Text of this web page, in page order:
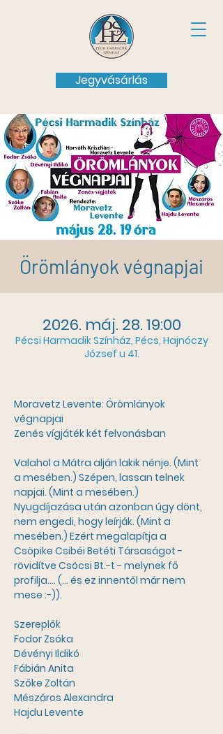
Jegyvásárlás
Örömlányok végnapjai
2026. máj. 28. 19:00
Pécsi Harmadik Színház, Pécs, Hajnóczy
József u 41.
Moravetz Levente: Örömlányok
végnapjai
Zenés vígjáték két felvonásban
Valahol a Mátra alján lakik nénje. (Mint
a mesében.) Szépen, lassan telnek
napjai. (Mint a mesében.)
Nyugdíjazása után azonban úgy dönt,
nem engedi, hogy leírják. (Mint a
mesében.) Ezért megalapítja a
Csöpike Csibéi Betéti Társaságot -
rövidítve Csöcsi Bt.-t - melynek fő
profilja.... (... és ez innentől már nem
mese :-)).
Szereplők
Fodor Zsóka
Dévényi Ildikó
Fábián Anita
Szőke Zoltán
Mészáros Alexandra
Hajdu Levente